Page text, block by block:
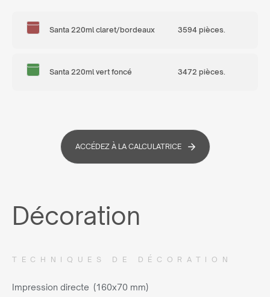
Santa 220ml claret/bordeaux 3594 pièces.
Santa 220ml vert foncé 3472 pièces.
ACCÉDEZ À LA CALCULATRICE
Décoration
TECHNIQUES DE DÉCORATION
Impression directe (160x70 mm)